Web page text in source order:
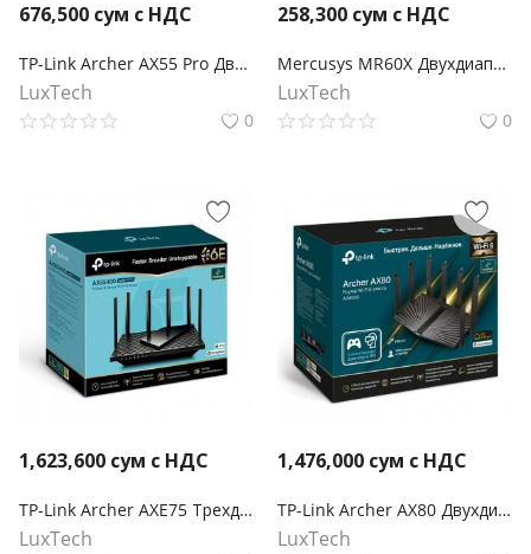
676,500 сум с НДС
TP-Link Archer AX55 Pro Двухдиапазонный Wi-Fi роутер AX3000 с портом WAN/LAN 2,5 Гбит/с и поддержкой Mesh
LuxTech
0
258,300 сум с НДС
Mercusys MR60X Двухдиапазонный Wi‑Fi роутер AX1500
LuxTech
0
1,623,600 сум с НДС
TP-Link Archer AXE75 Трехдиапазонный гигабитный Wi-Fi 6E маршрутизатор AXE5400
LuxTech
1,476,000 сум с НДС
TP-Link Archer AX80 Двухдиапазонный роутер Wi‑Fi AX6000 с портом WAN/LAN 2,5 Гбит/с и поддержкой Mesh
LuxTech